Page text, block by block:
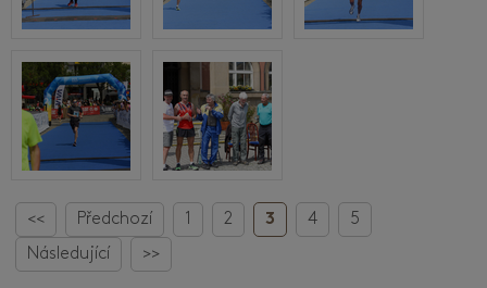
<< Předchozí 1 2 3 4
5
Následující
>>